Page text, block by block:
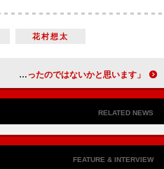
花村想太
「この映画はトム・ハンクスにとっての『生きる』になったのではないかと思います」 『オットーという男』マーク・フォースター監督【インタビュー】
RELATED NEWS
FEATURE & INTERVIEW